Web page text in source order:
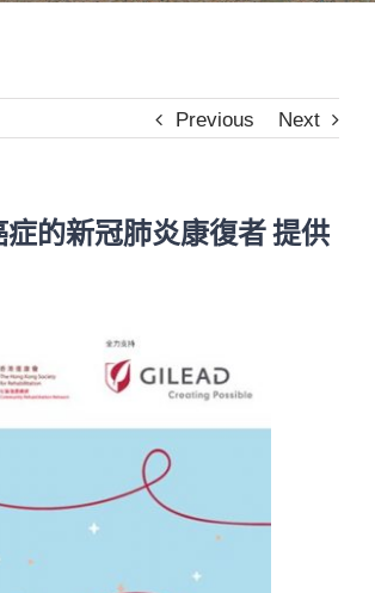
Previous Next
的新冠肺炎康復者 提供